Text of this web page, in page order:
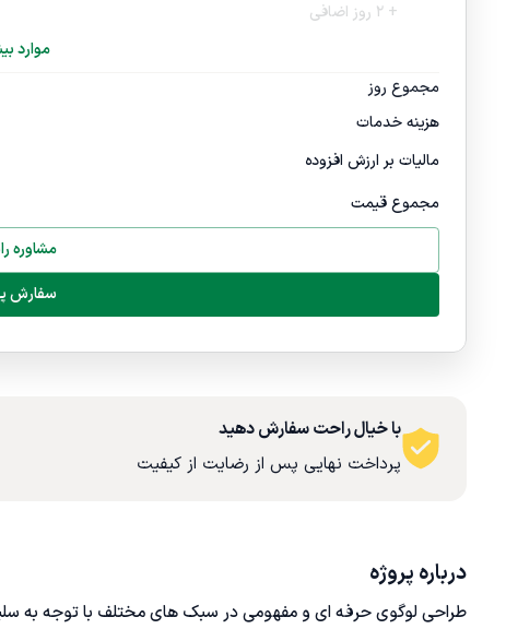
+ 2 روز اضافی
موارد
مجموع روز
هزینه خدمات
مالیات بر ارزش افزوده
مجموع قیمت
مشاوره
سفارش
با خیال راحت سفارش دهید
پرداخت نهایی پس از رضایت از کیفیت
درباره پروژه
طراحی لوگوی حرفه ای و مفهومی در سبک های مختلف با توجه به